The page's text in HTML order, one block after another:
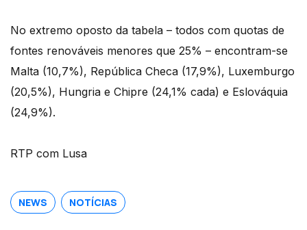
No extremo oposto da tabela – todos com quotas de
fontes renováveis menores que 25% – encontram-se
Malta (10,7%), República Checa (17,9%), Luxemburgo
(20,5%), Hungria e Chipre (24,1% cada) e Eslováquia
(24,9%).
RTP com Lusa
NEWS NOTÍCIAS